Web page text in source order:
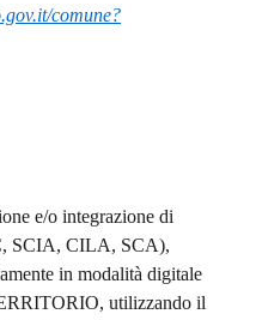
comune?
e/o integrazione di
SCIA, CILA, SCA),
in modalità digitale
utilizzando il